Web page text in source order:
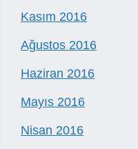
Kasım 2016
Ağustos 2016
Haziran 2016
Mayıs 2016
Nisan 2016